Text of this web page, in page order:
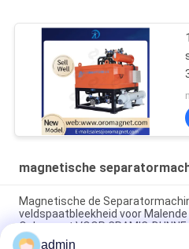
magnetische
Magnetische de
veldspaatbleekheid voor Malende
Opbrengst VOOR CRAMIC-DUNNE
admin